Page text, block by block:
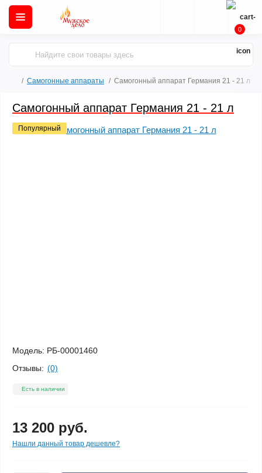
0
Самогонные аппараты Самогонный аппарат Германия 21 - 21 л
Самогонный аппарат Германия 21 - 21 л
Популярный
Модель: РБ-00001460
Отзывы: (0)
Есть в наличии
13 200 руб.
Нашли данный товар дешевле?